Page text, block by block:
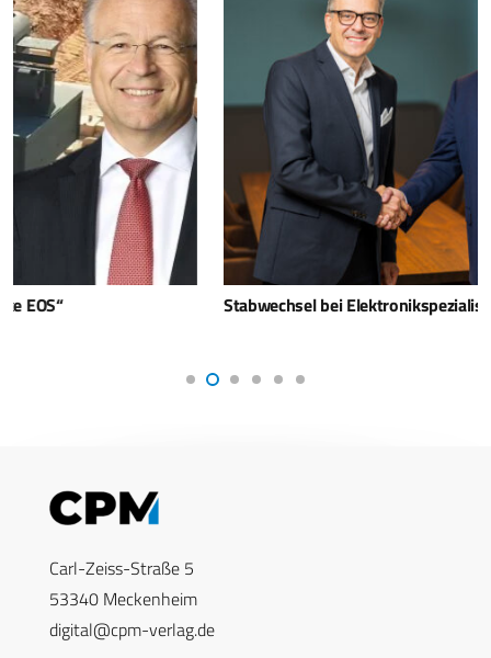
Stabwechsel bei Elektronikspezialist Hensoldt
Carl-Zeiss-Straße 5
53340 Meckenheim
digital@cpm-verlag.de